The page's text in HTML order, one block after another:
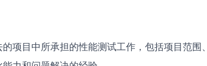
项目中所承担的性能测试工作，包括项目范围